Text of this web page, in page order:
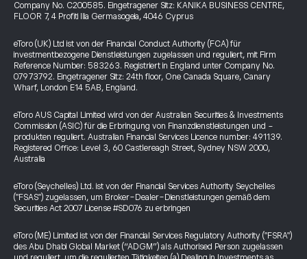
Company No. C200585. Eingetragener Sitz: KANIKA BUSINESS CENTRE,
FLOOR 7, 4 Profiti Ilia Germasogeia, 4046 Cyprus
eToro (UK) Ltd ist von der Financial Conduct Authority (FCA) für
investmentbezogene Dienstleistungen zugelassen und reguliert, mit Firm
Reference Number: 583263. Registriert in England unter Company No.
07973792. Eingetragener Sitz: 24th floor, One Canada Square, Canary
Wharf, London E14 5AB, England.
eToro AUS Capital Limited wird von der Australian Securities & Investments
Commission (ASIC) für die Erbringung von Finanzdienstleistungen und -
produkten reguliert. Australian Financial Services Licence number: 491139.
Registered Office: Level 3, 60 Castlereagh Street, Sydney NSW 2000,
Australia
eToro (Seychelles) Ltd. ist von der Financial Services Authority Seychelles
("FSAS") zugelassen, um Broker-Dealer-Dienstleistungen gemäß dem
Securities Act 2007 License #SD076 zu erbringen
eToro (ME) Limited ist von der Financial Services Regulatory Authority ("FSRA")
des Abu Dhabi Global Market (“ADGM”) als Authorised Person zugelassen